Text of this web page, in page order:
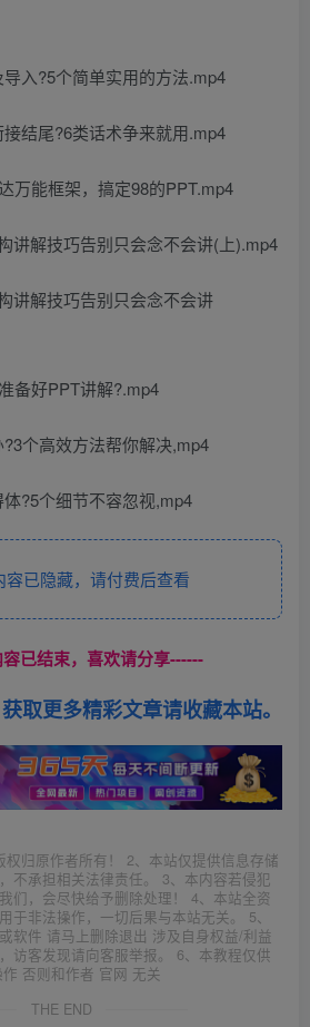
入?5个简单实用的方法.mp4
结尾?6类话术争来就用.mp4
万能框架，搞定98的PPT.mp4
讲解技巧告别只会念不会讲(上).mp4
讲解技巧告别只会念不会讲
备好PPT讲解?.mp4
个高效方法帮你解决,mp4
?5个细节不容忽视,mp4
已隐藏，请付费后查看
已结束，喜欢请分享------
取更多精彩文章请收藏本站。
权归原作者所有！ 2、本站仅提供信息存储
不承担相关法律责任。 3、本内容若侵犯
们，会尽快给予删除处理！ 4、本站全资
于非法操作，一切后果与本站无关。 5、
软件 请马上删除退出 涉及自身权益/利益
访客发现请向客服举报。 6、本教程仅供
否则和作者 官网 无关
THE END